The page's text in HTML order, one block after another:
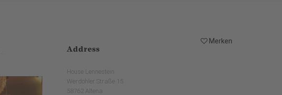
Merken
Address
House Lennestein
Werdohler Straße 15
58762 Altena